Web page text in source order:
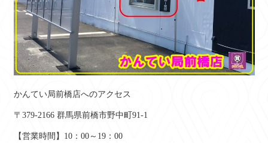
かんてい局前橋店へのアクセス
〒379-2166 群馬県前橋市野中町91-1
【営業時間】10：00～19：00